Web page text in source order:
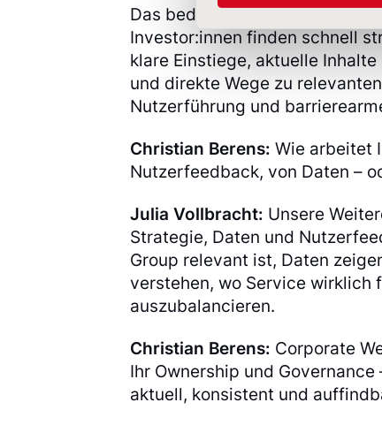
Das bedeutet für uns, unsere
Investor:innen finden schnell
klare Einstiege, aktuelle
und direkte Wege zu
Nutzerführung und
Christian Berens: Wie arbeitet
Nutzerfeedback, von Daten –
Julia Vollbracht: Unsere
Strategie, Daten und
Group relevant ist, Daten
verstehen, wo Service wirklich
auszubalancieren.
Christian Berens: Corporate
Ihr Ownership und
aktuell, konsistent und